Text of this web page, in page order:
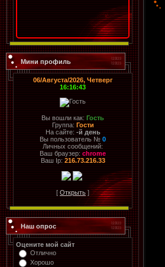
Мини профиль
06/Августа/2026, Четверг
16:16:43
Вы вошли как: Гость
Группа: Гости
На сайте: -й день
Вы пользователь № 0
Личных сообщений:
Ваш браузер: chrome
Ваш Ip:216.73.216.33
[ Открыть]
Наш опрос
Оцените мой сайт
Отлично
Хорошо